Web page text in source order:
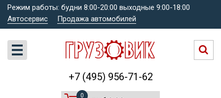
Режим работы: будни 8:00-20:00 выходные 9:00-18:00
Автосервис
Продажа автомобилей
+7 (495) 956-71-62
0